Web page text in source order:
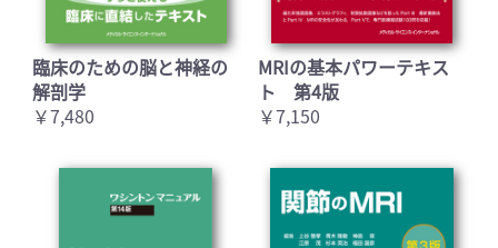
臨床のための脳と神経の
解剖学
￥7,480
MRIの基本パワーテキス
ト 第4版
￥7,150